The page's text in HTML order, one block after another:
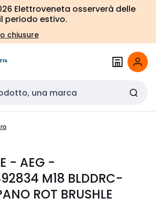
Elettroveneta osserverà delle
periodo estivo.
chiusure
- AEG -
M18 BLDDRC-
ROT BRUSHLE